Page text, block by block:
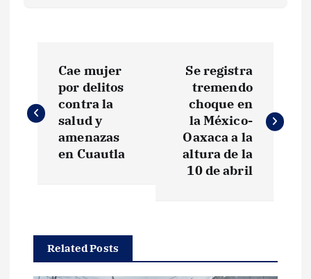
v
a
c
Cae mujer
por delitos
contra la
salud y
amenazas
en Cuautla
Se registra
tremendo
choque en
la México-
Oaxaca a la
altura de la
10 de abril
Related Posts